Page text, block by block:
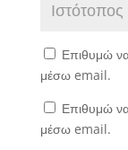
Επιθυμώ
μέσω email.
Επιθυμώ
μέσω email.